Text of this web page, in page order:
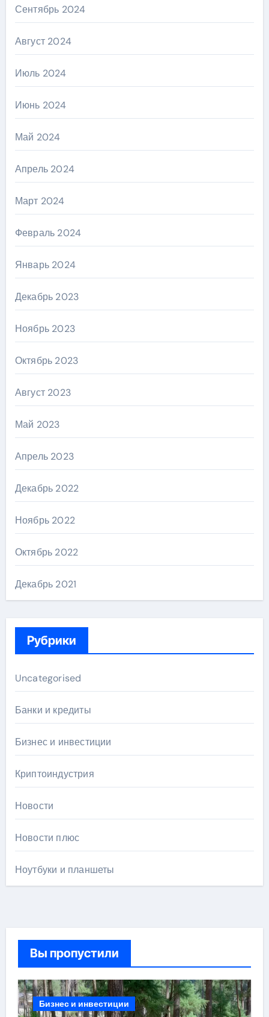
Сентябрь 2024
Август 2024
Июль 2024
Июнь 2024
Май 2024
Апрель 2024
Март 2024
Февраль 2024
Январь 2024
Декабрь 2023
Ноябрь 2023
Октябрь 2023
Август 2023
Май 2023
Апрель 2023
Декабрь 2022
Ноябрь 2022
Октябрь 2022
Декабрь 2021
Рубрики
Uncategorised
Банки и кредиты
Бизнес и инвестиции
Криптоиндустрия
Новости
Новости плюс
Ноутбуки и планшеты
Вы пропустили
Бизнес и инвестиции